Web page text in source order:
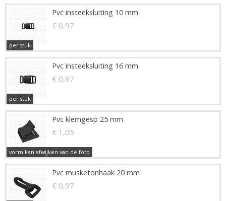
Pvc insteeksluiting 10 mm
€ 0,97
per stuk
Pvc insteeksluiting 16 mm
€ 0,97
per stuk
Pvc klemgesp 25 mm
€ 1,05
vorm kan afwijken van de foto
Pvc musketonhaak 20 mm
€ 0,97